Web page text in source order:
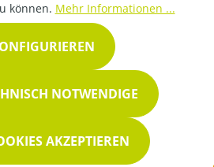
können. Mehr Informationen ...
NOTWENDIGE
AKZEPTIEREN